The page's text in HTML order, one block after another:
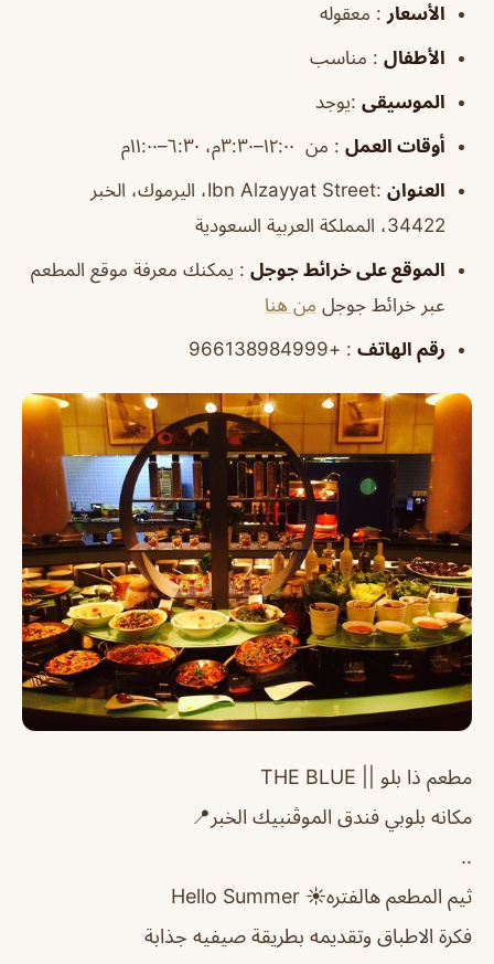
الأسعار : معقوله
الأطفال : مناسب
الموسيقى :يوجد
أوقات العمل : من ١٢:٠٠–٣:٣٠م، ٦:٣٠–١١:٠٠م
العنوان
:Ibn Alzayyat Street، اليرموك، الخبر
34422، المملكة العربية السعودية
الموقع على خرائط جوجل : يمكنك معرفة موقع المطعم
عبر خرائط جوجل من هنا
رقم الهاتف : +966138984999
مطعم ذا بلو || THE BLUE
مكانه بلوبي فندق الموڤنبيك الخبر📍
..
ثيم المطعم هالفتره☀️ Hello Summer
فكرة الاطباق وتقديمه بطريقة صيفيه جذابة